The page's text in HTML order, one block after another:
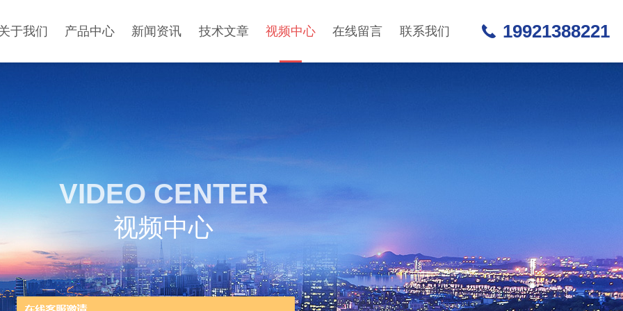
于我们 产品中心 新闻资讯 技术文章 视频中心 在线留言 联系我们 19921388221
VIDEO CENTER
视频中心